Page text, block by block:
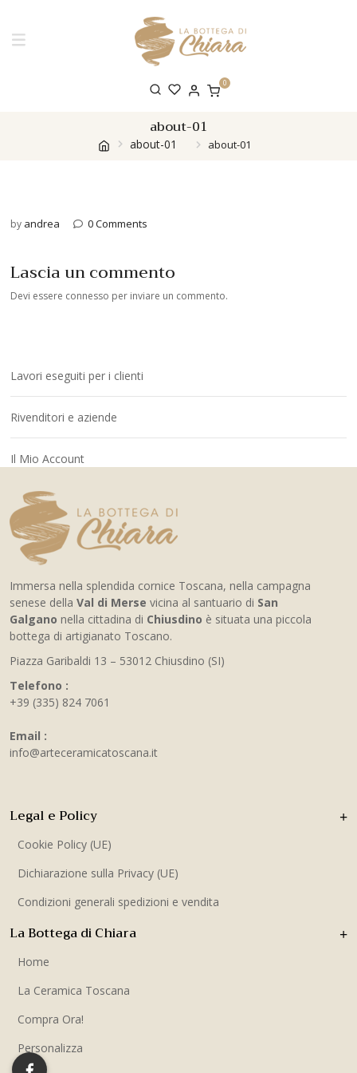
0
about-01
about-01 about-01
by andrea 0 Comments
Lascia un commento
Devi essere connesso per inviare un commento.
Lavori eseguiti per i clienti
Rivenditori e aziende
Il Mio Account
Immersa nella splendida cornice Toscana, nella campagna
senese della Val di Merse vicina al santuario di San
Galgano nella cittadina di Chiusdino è situata una piccola
bottega di artigianato Toscano.
Piazza Garibaldi 13 – 53012 Chiusdino (SI)
Telefono :
+39 (335) 824 7061
Email :
info@arteceramicatoscana.it
La Bottega di Chiara
Home
La Ceramica Toscana
Compra Ora!
Personalizza
Legal e Policy
Cookie Policy (UE)
Dichiarazione sulla Privacy (UE)
Condizioni generali spedizioni e vendita